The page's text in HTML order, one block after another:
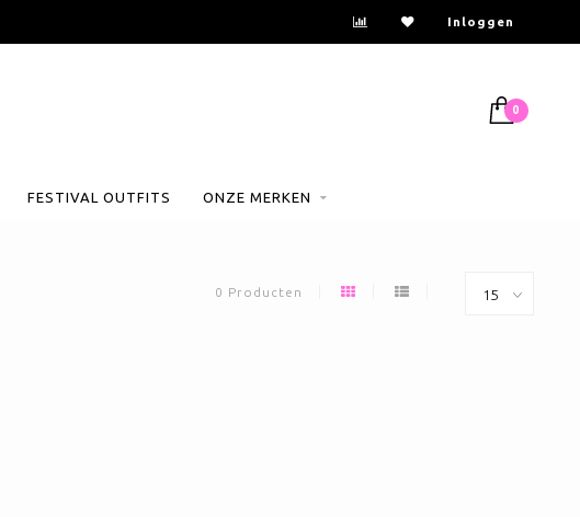
Inloggen
0
FESTIVAL OUTFITS ONZE MERKEN
0 Producten